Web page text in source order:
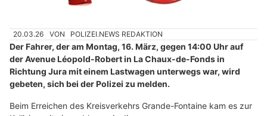
20.03.26 VON POLIZEI.NEWS REDAKTION
Der Fahrer, der am Montag, 16. März, gegen 14:00 Uhr auf
der Avenue Léopold-Robert in La Chaux-de-Fonds in
Richtung Jura mit einem Lastwagen unterwegs war, wird
gebeten, sich bei der Polizei zu melden.
Beim Erreichen des Kreisverkehrs Grande-Fontaine kam es zur